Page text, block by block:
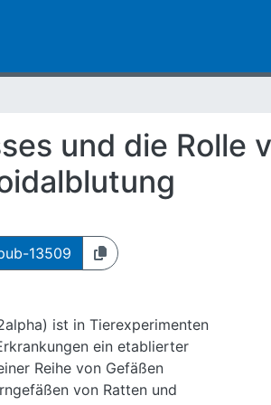
und die Rolle
13509
ist in Tierexperimenten
ein etablierter
Reihe von Gefäßen
von Ratten und